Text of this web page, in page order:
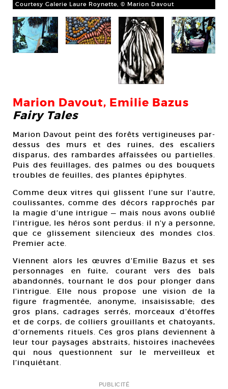
Courtesy Galerie Laure Roynette, © Marion Davout
Marion Davout, Emilie Bazus
Fairy Tales
Marion Davout peint des forêts vertigineuses par-
dessus des murs et des ruines, des escaliers
disparus, des rambardes affaissées ou partielles.
Puis des feuillages, des palmes ou des bouquets
troubles de feuilles, des plantes épiphytes.
Comme deux vitres qui glissent l’une sur l’autre,
coulissantes, comme des décors rapprochés par
la magie d’une intrigue — mais nous avons oublié
l’intrigue, les héros sont perdus: il n’y a personne,
que ce glissement silencieux des mondes clos.
Premier acte.
Viennent alors les œuvres d’Emilie Bazus et ses
personnages en fuite, courant vers des bals
abandonnés, tournant le dos pour plonger dans
l’intrigue. Elle nous propose une vision de la
figure fragmentée, anonyme, insaisissable; des
gros plans, cadrages serrés, morceaux d’étoffes
et de corps, de colliers grouillants et chatoyants,
d’ornements rituels. Ces gros plans deviennent à
leur tour paysages abstraits, histoires inachevées
qui nous questionnent sur le merveilleux et
l’inquiétant.
PUBLICITÉ